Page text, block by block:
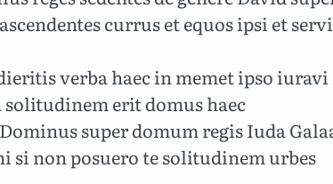
currus et equos ipsi et
verba haec in memet ipso
erit domus haec
super domum regis Iuda
si non posuero te solitudinem urbes